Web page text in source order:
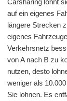
auf ein eigenes
längere Strecken
eigenes
Verkehrsnetz
von A nach B zu
nutzen, desto
weniger als
Sie lohnen. Es